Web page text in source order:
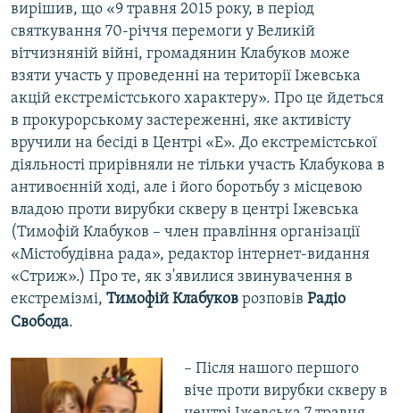
вирішив, що «9 травня 2015 року, в період
святкування 70-річчя перемоги у Великій
вітчизняній війні, громадянин Клабуков може
взяти участь у проведенні на території Іжевська
акцій екстремістського характеру». Про це йдеться
в прокурорському застереженні, яке активісту
вручили на бесіді в Центрі «Е». До екстремістської
діяльності прирівняли не тільки участь Клабукова в
антивоєнній ході, але і його боротьбу з місцевою
владою проти вирубки скверу в центрі Іжевська
(Тимофій Клабуков – член правління організації
«Містобудівна рада», редактор інтернет-видання
«Стриж».) Про те, як з'явилися звинувачення в
екстремізмі, Тимофій Клабуков розповів Радіо
Свобода.
​– Після нашого першого
віче проти вирубки скверу в